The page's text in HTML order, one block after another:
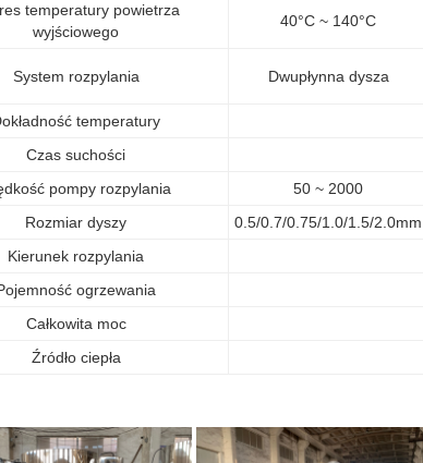
temperatury powietrza
wyjściowego
40°C ~ 140°C
System rozpylania Dwupłynna dysza
temperatury
Czas suchości
pompy rozpylania
50 ~ 2000
Rozmiar dyszy
0.5/0.7/0.75/1.0/1.5/2.0mm
Kierunek rozpylania
ogrzewania
Całkowita moc
Źródło ciepła